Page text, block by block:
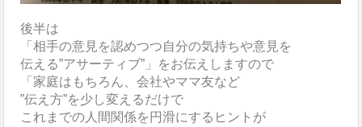
後半は
「相手の意見を認めつつ自分の気持ちや意見を
伝える”アサーティブ”」をお伝えしますので
「家庭はもちろん、会社やママ友など
”伝え方”を少し変えるだけで
これまでの人間関係を円滑にするヒントが